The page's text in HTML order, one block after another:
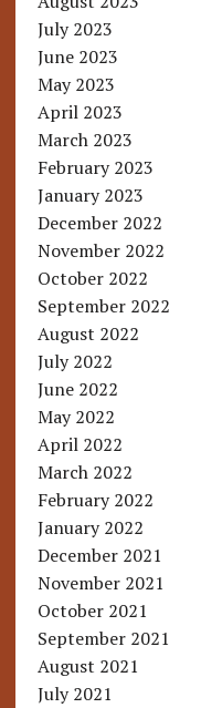
July 2023
June 2023
May 2023
April 2023
March 2023
February 2023
January 2023
December 2022
November 2022
October 2022
September 2022
August 2022
July 2022
June 2022
May 2022
April 2022
March 2022
February 2022
January 2022
December 2021
November 2021
October 2021
September 2021
August 2021
July 2021